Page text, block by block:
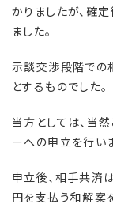
かりましたが、確
ました。
示談交渉段階での
とするものでした。
当方としては、当
ーへの申立を行い
申立後、相手共済
円を支払う和解案